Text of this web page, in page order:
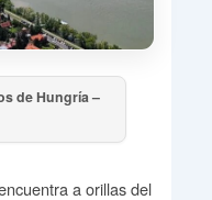
de Hungría –
a orillas del